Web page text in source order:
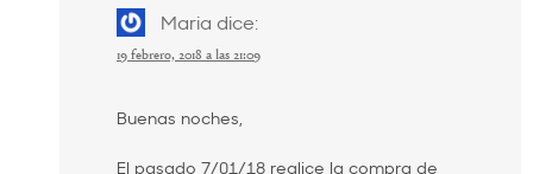
Maria dice:
19 febrero, 2018 a las 21:09
Buenas noches,
El pasado 7/01/18 realice la compra de